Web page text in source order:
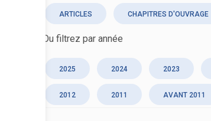
ARTICLES CHAPITRES D'OUVRAGE
Ou filtrez par année
2025 2024 2023
2012 2011 AVANT 2011